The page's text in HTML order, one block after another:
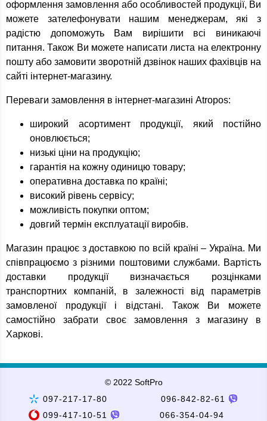
оформлення замовлення або особливостей продукції, Ви
можете зателефонувати нашим менеджерам, які з
радістю допоможуть Вам вирішити всі виникаючі
питання. Також Ви можете написати листа на електронну
пошту або замовити зворотній дзвінок наших фахівців на
сайті інтернет-магазину.
Переваги замовлення в інтернет-магазині Atropos:
широкий асортимент продукції, який постійно
оновлюється;
низькі ціни на продукцію;
гарантія на кожну одиницю товару;
оперативна доставка по країні;
високий рівень сервісу;
можливість покупки оптом;
довгий термін експлуатації виробів.
Магазин працює з доставкою по всій країні – Україна. Ми
співпрацюємо з різними поштовими службами. Вартість
доставки продукції визначається розцінками
транспортних компаній, в залежності від параметрів
замовленої продукції і відстані. Також Ви можете
самостійно забрати своє замовлення з магазину в
Харкові.
© 2022 SoftPro
097-217-17-80
096-842-82-61
099-417-10-51
066-354-04-94